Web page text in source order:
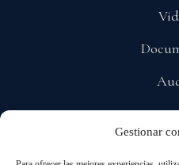
Gestionar